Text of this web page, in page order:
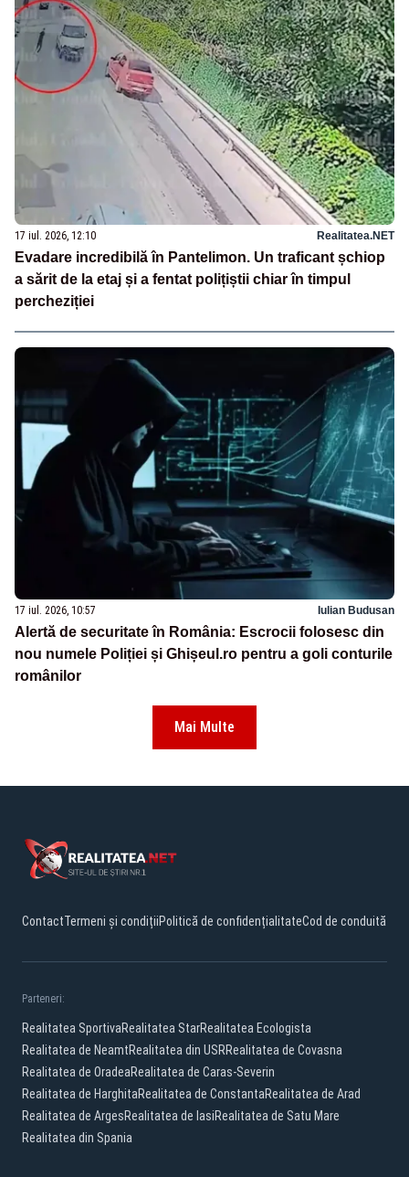
17 iul. 2026, 12:10 Realitatea.NET
Evadare incredibilă în Pantelimon. Un traficant șchiop
a sărit de la etaj și a fentat polițiștii chiar în timpul
percheziției
17 iul. 2026, 10:57 Iulian Budusan
Alertă de securitate în România: Escrocii folosesc din
nou numele Poliției și Ghișeul.ro pentru a goli conturile
românilor
Mai Multe
ContactTermeni și condițiiPolitică de confidențialitateCod de conduită
Parteneri:
Realitatea SportivaRealitatea StarRealitatea Ecologista
Realitatea de NeamtRealitatea din USRRealitatea de Covasna
Realitatea de OradeaRealitatea de Caras-Severin
Realitatea de HarghitaRealitatea de ConstantaRealitatea de Arad
Realitatea de ArgesRealitatea de IasiRealitatea de Satu Mare
Realitatea din Spania